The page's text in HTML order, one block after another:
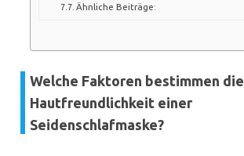
Ähnliche Beiträge:
Welche Faktoren bestimmen die
Hautfreundlichkeit einer
Seidenschlafmaske?